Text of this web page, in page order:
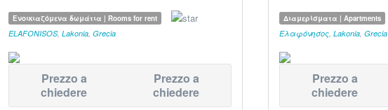
Ενοικιαζόμενα δωμάτια | Rooms for rent
ELAFONISOS, Lakonia, Grecia
Prezzo a
chiedere
Prezzo a
chiedere
Διαμερίσματα | Apartments
Ελαφόνησος, Lakonia, Grecia
Prezzo a
chiedere